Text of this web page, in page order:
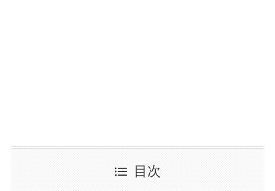
目次